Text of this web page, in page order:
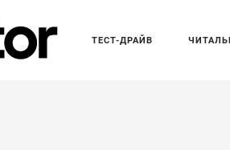
ТЕСТ-ДРАЙВ